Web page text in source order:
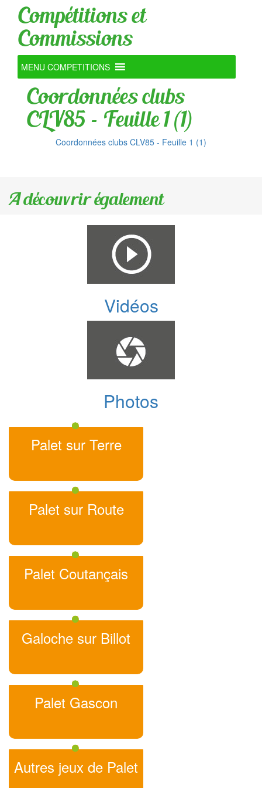
Compétitions et
Commissions
MENU COMPETITIONS
Coordonnées clubs
CLV85 – Feuille 1 (1)
Coordonnées clubs CLV85 - Feuille 1 (1)
A découvrir également
Vidéos
Photos
Palet sur Terre
Palet sur Route
Palet Coutançais
Galoche sur Billot
Palet Gascon
Autres jeux de Palet